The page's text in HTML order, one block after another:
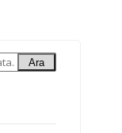
Ara